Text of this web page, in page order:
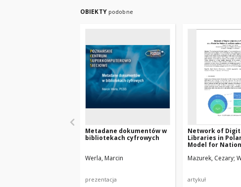
OBIEKTY podobne
Metadane dokumentów w
bibliotekach cyfrowych
Werla, Marcin
prezentacja
Network of
Libraries in
Model for
Mazurek, Cezary
artykuł